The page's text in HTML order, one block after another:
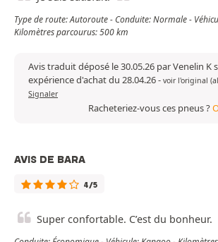
Type de route: Autoroute - Conduite: Normale -
Kilomètres parcourus: 500 km
Avis traduit déposé le 30.05.26 par Venelin K
expérience d'achat du 28.04.26- voir l'original
Signaler
Racheteriez-vous ces pneus ?
AVIS DE BARA
4/5
Super confortable. C’est du bonheur.